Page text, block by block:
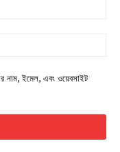
নাম, ইমেল, এবং ওয়েবসাইট